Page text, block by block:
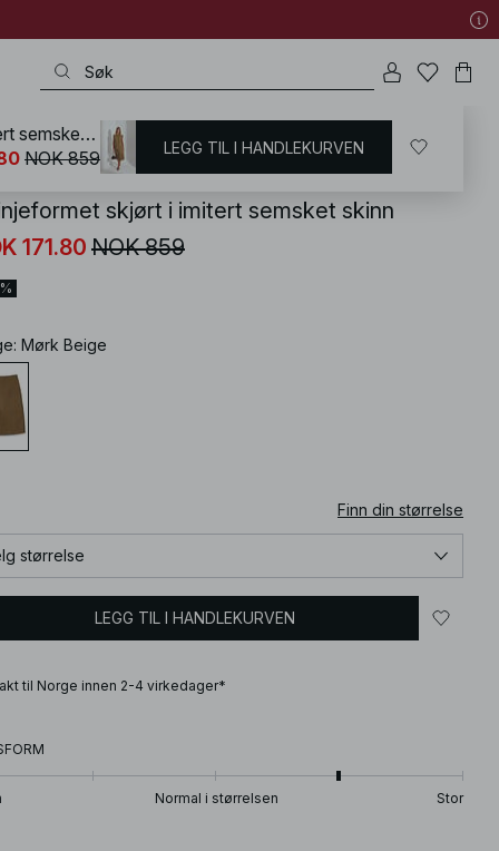
Skjørt / Skjørt i imitert skinn
skjørt i imitert semsket skinn
171.80 NOK 859
: Mørk Beige
Finn din størrelse
størrelse
LEGG TIL I HANDLEKURVEN
til Norge innen 2-4 virkedager*
Normal i størrelsen Stor
A-linjeformet skjørt i imitert semsket skinn
NOK 859 LEGG TIL I HANDLEKURVEN